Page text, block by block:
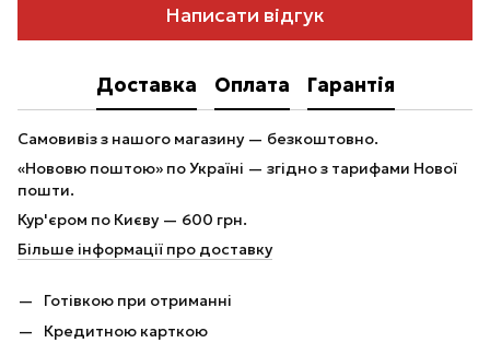
Написати відгук
Доставка Оплата Гарантія
Самовивіз з нашого магазину — безкоштовно.
«Нововю поштою» по Україні — згідно з тарифами Нової
пошти.
Кур'єром по Києву — 600 грн.
Більше інформації про доставку
Готівкою при отриманні
Кредитною карткою